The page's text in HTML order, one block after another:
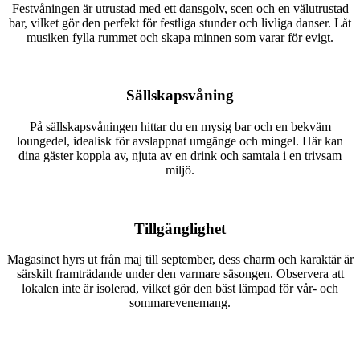
Festvåningen är utrustad med ett dansgolv, scen och en välutrustad
bar, vilket gör den perfekt för festliga stunder och livliga danser. Låt
musiken fylla rummet och skapa minnen som varar för evigt.
Sällskapsvåning
På sällskapsvåningen hittar du en mysig bar och en bekväm
loungedel, idealisk för avslappnat umgänge och mingel. Här kan
dina gäster koppla av, njuta av en drink och samtala i en trivsam
miljö.
Tillgänglighet
Magasinet hyrs ut från maj till september, dess charm och karaktär är
särskilt framträdande under den varmare säsongen. Observera att
lokalen inte är isolerad, vilket gör den bäst lämpad för vår- och
sommarevenemang.